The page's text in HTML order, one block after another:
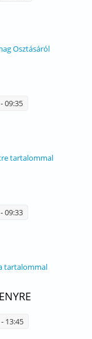
Osztásáról
09:35
tartalommal
09:33
tartalommal
13:45